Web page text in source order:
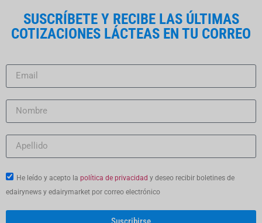
SUSCRÍBETE Y RECIBE LAS ÚLTIMAS
COTIZACIONES LÁCTEAS EN TU CORREO
He leído y acepto la política de privacidad y deseo recibir boletines de
edairynews y edairymarket por correo electrónico